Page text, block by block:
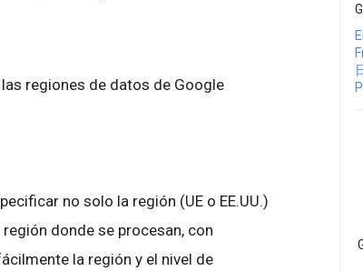
regiones de datos de Google
no solo la región (UE o EE.UU.)
donde se procesan, con
la región y el nivel de